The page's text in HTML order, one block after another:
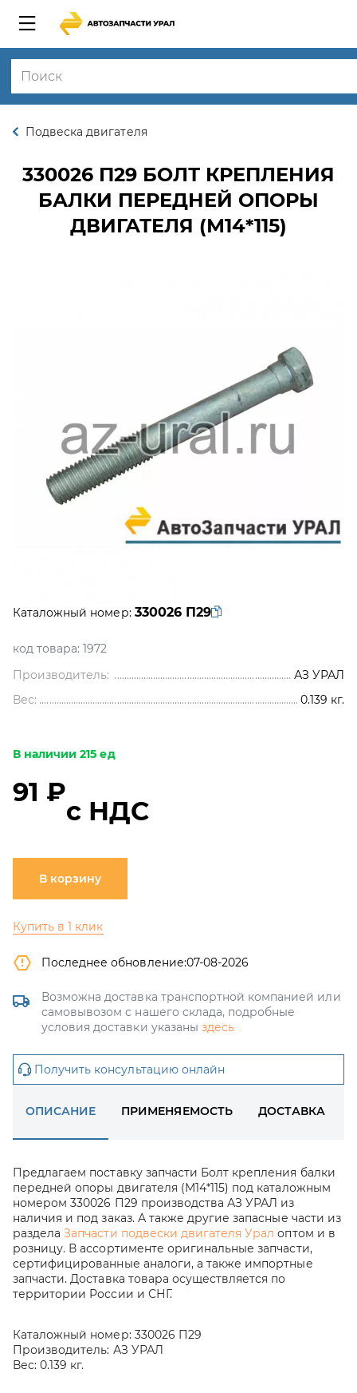
Подвеска двигателя
330026 П29 БОЛТ КРЕПЛЕНИЯ
БАЛКИ ПЕРЕДНЕЙ ОПОРЫ
ДВИГАТЕЛЯ (М14*115)
Каталожный номер: 330026 П29
код товара: 1972
Производитель:
АЗ УРАЛ
Вес:
0.139 кг.
В наличии 215 ед
91 ₽
с НДС
В корзину
Купить в 1 клик
Последнее обновление:07-08-2026
Возможна доставка транспортной компанией или
самовывозом с нашего склада, подробные
условия доставки указаны здесь
Получить консультацию онлайн
ОПИСАНИЕ ПРИМЕНЯЕМОСТЬ ДОСТАВКА
Предлагаем поставку запчасти Болт крепления балки
передней опоры двигателя (М14*115) под каталожным
номером 330026 П29 производства АЗ УРАЛ из
наличия и под заказ. А также другие запасные части из
разделаЗапчасти подвески двигателя Урал оптом и в
розницу. В ассортименте оригинальные запчасти,
сертифицированные аналоги, а также импортные
запчасти. Доставка товара осуществляется по
территории России и СНГ.
Каталожный номер: 330026 П29
Производитель: АЗ УРАЛ
Вес: 0.139 кг.